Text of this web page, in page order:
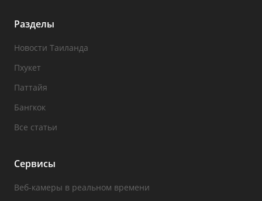
Разделы
Новости Таиланда
Пхукет
Паттайя
Бангкок
Все статьи
Сервисы
Веб-камеры в реальном времени